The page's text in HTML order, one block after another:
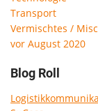
Transport
Vermischtes /
vor August 2020
Blog Roll